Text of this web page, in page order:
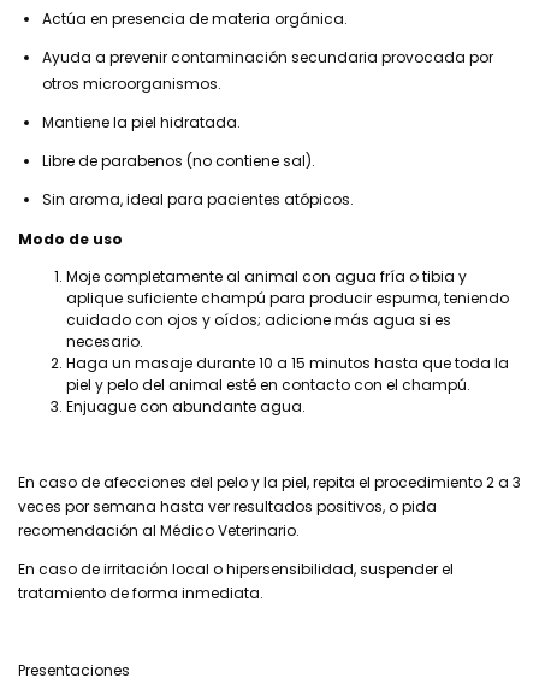
Actúa en presencia de materia orgánica.
Ayuda a prevenir contaminación secundaria provocada por
otros microorganismos.
Mantiene la piel hidratada.
Libre de parabenos (no contiene sal).
Sin aroma, ideal para pacientes atópicos.
Modo de uso
Moje completamente al animal con agua fría o tibia y
aplique suficiente champú para producir espuma, teniendo
cuidado con ojos y oídos; adicione más agua si es
necesario.
Haga un masaje durante 10 a 15 minutos hasta que toda la
piel y pelo del animal esté en contacto con el champú.
Enjuague con abundante agua.
En caso de afecciones del pelo y la piel, repita el procedimiento 2 a 3
veces por semana hasta ver resultados positivos, o pida
recomendación al Médico Veterinario.
En caso de irritación local o hipersensibilidad, suspender el
tratamiento de forma inmediata.
Presentaciones